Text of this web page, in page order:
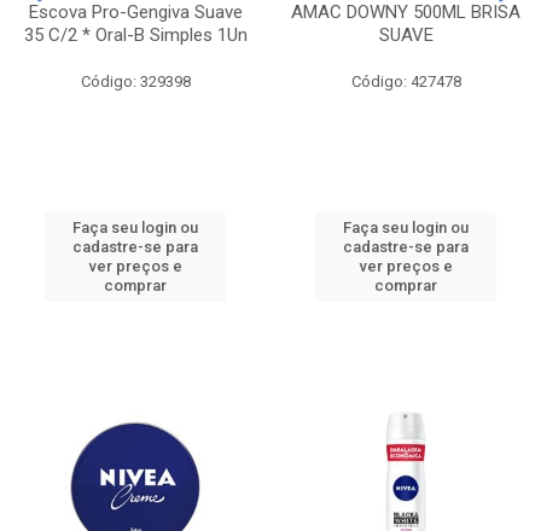
Escova Pro-Gengiva Suave
35 C/2 * Oral-B Simples 1Un
Código: 329398
Faça seu login ou
cadastre-se para
ver preços e
comprar
AMAC DOWNY 500ML BRISA
SUAVE
Código: 427478
Faça seu login ou
cadastre-se para
ver preços e
comprar